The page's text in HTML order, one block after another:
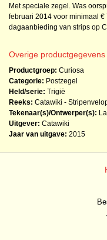
Met speciale zegel. Was
februari 2014 voor minimaal
dagaanbieding van strips op
Overige productgegevens
Productgroep: Curiosa
Categorie: Postzegel
Held/serie: Trigië
Reeks: Catawiki -
Tekenaar(s)/Ontwerper(s):
Uitgever: Catawiki
Jaar van uitgave: 2015